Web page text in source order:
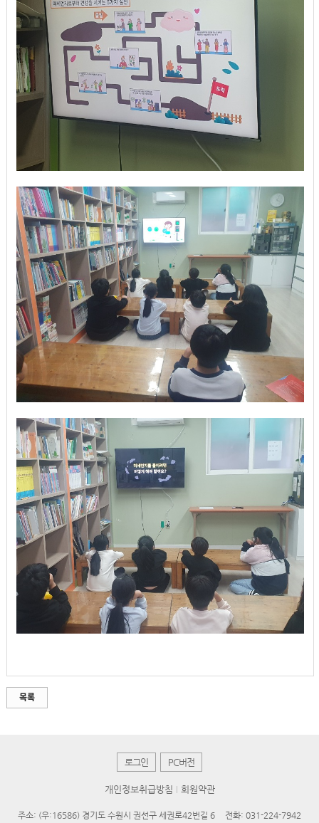
목록
로그인 PC버전
개인정보취급방침 회원약관
주소: (우:16586) 경기도 수원시 권선구 세권로42번길 6 전화: 031-224-7942